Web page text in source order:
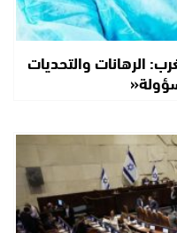
الرهانات والتحديات